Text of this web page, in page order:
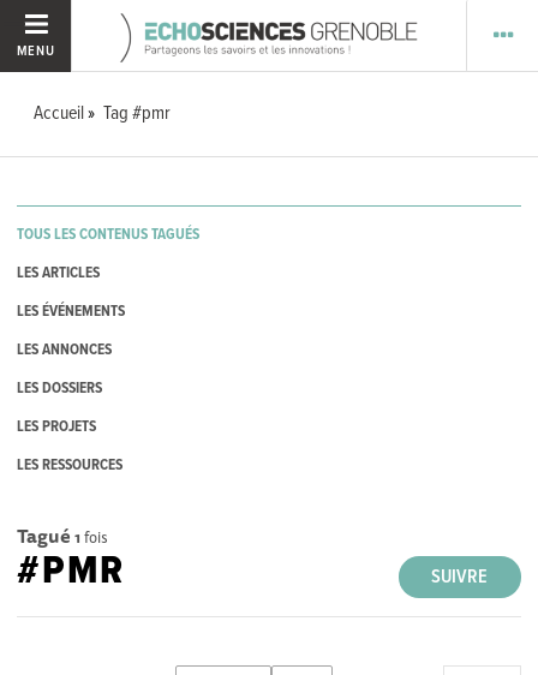
MENU
Accueil Tag #pmr
TOUS LES CONTENUS TAGUÉS
LES ARTICLES
LES ÉVÉNEMENTS
LES ANNONCES
LES DOSSIERS
LES PROJETS
LES RESSOURCES
Tagué 1 fois
SUIVRE
#PMR